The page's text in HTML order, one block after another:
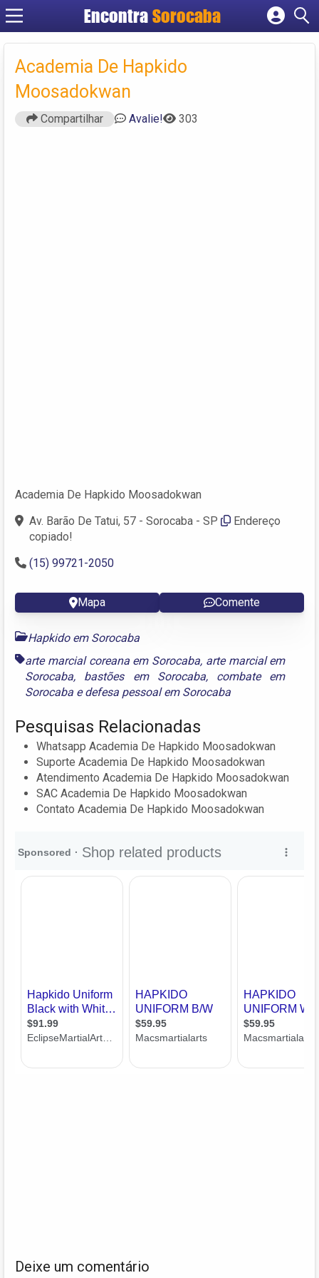
EncontraSorocaba
Cadastrar empresa
Criar conta
Academia De Hapkido
Moosadokwan
Compartilhar Avalie! 303
Academia De Hapkido Moosadokwan
Av. Barão De Tatui, 57 - Sorocaba - SP
Endereço
copiado!
(15) 99721-2050
Mapa Comente
Hapkido em Sorocaba
arte marcial coreana em Sorocaba, arte marcial em
Sorocaba, bastões em Sorocaba, combate em
Sorocaba edefesa pessoal em Sorocaba
Pesquisas Relacionadas
Whatsapp Academia De Hapkido Moosadokwan
Suporte Academia De Hapkido Moosadokwan
Atendimento Academia De Hapkido Moosadokwan
SAC Academia De Hapkido Moosadokwan
Contato Academia De Hapkido Moosadokwan
Deixe um comentário